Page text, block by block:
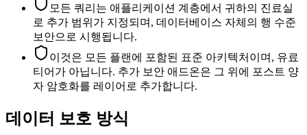
모든 쿼리는 애플리케이션 계층에서 귀하의 진료실
로 추가 범위가 지정되며, 데이터베이스 자체의 행 수준
보안으로 시행됩니다.
이것은 모든 플랜에 포함된 표준 아키텍처이며, 유료
티어가 아닙니다. 추가 보안 애드온은 그 위에 포스트 양
자 암호화를 레이어로 추가합니다.
데이터 보호 방식